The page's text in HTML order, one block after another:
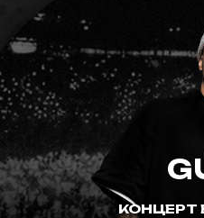
КОНЦЕРТ